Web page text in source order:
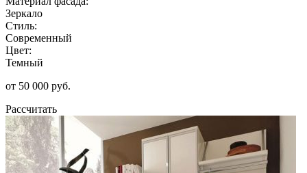
Зеркало
Стиль:
Современный
Цвет:
Темный
от 50 000 руб.
Рассчитать